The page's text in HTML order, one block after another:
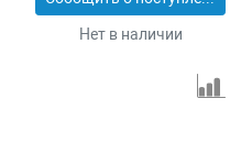
Нет в наличии